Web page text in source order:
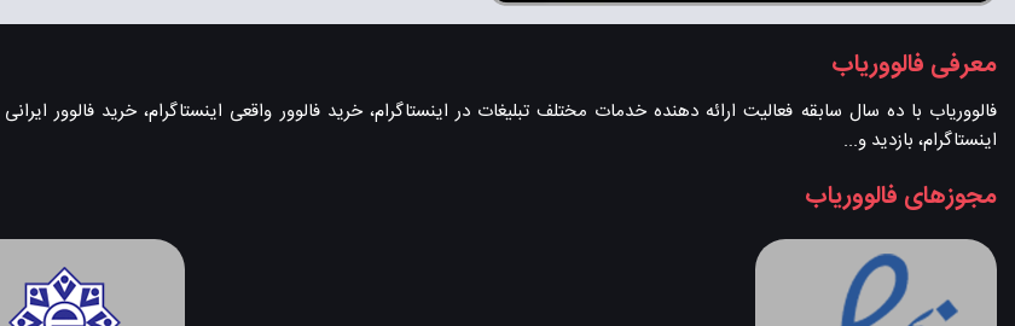
معرفی فالووریاب
فالووریاب با ده سال سابقه فعالیت ارائه دهنده خدمات مختلف تبلیغات در اینستاگرام، خرید فالوور واقعی اینستاگرام، خرید فالوور
اینستاگرام، بازدید و...
مجوزهای فالووریاب